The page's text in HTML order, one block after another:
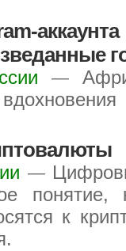
—
—
понятие,
к